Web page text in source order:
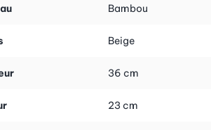
Bambou
Beige
36 cm
23 cm